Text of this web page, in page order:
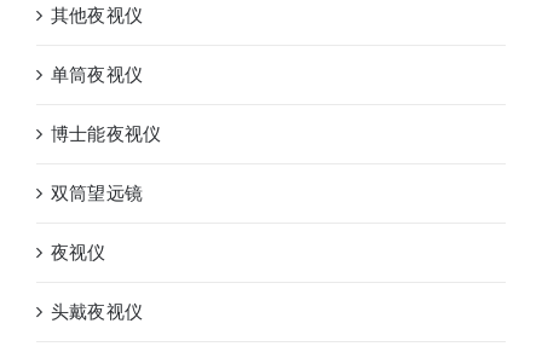
其他夜视仪
单筒夜视仪
博士能夜视仪
双筒望远镜
夜视仪
头戴夜视仪